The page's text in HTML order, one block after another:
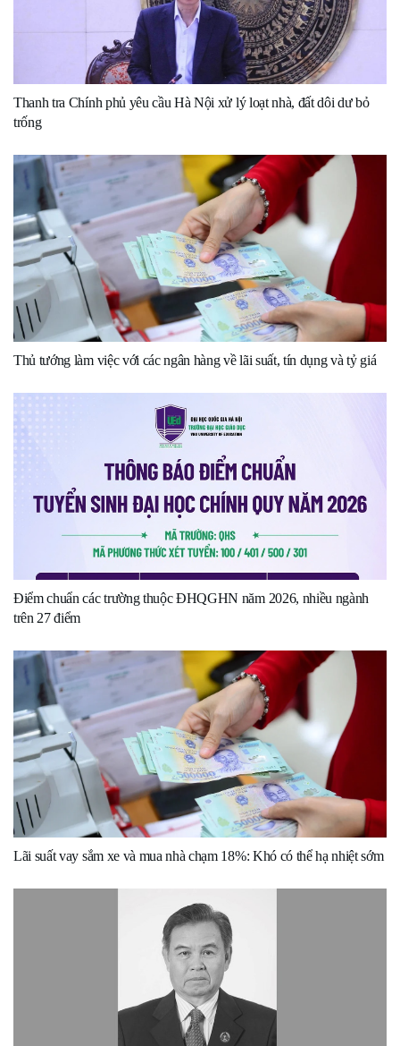
Thanh tra Chính phủ yêu cầu Hà Nội xử lý loạt nhà, đất dôi dư bỏ
trống
Thủ tướng làm việc với các ngân hàng về lãi suất, tín dụng và tỷ giá
Điểm chuẩn các trường thuộc ĐHQGHN năm 2026, nhiều ngành
trên 27 điểm
Lãi suất vay sắm xe và mua nhà chạm 18%: Khó có thể hạ nhiệt sớm